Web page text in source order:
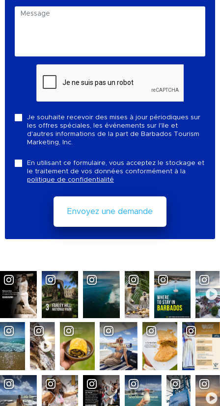
Je souhaite recevoir des mises à jour périodiques sur
les offres spéciales, les événements sur l'île et
d'autres informations de la part de Barbados Tourism
Marketing, Inc.
En utilisant ce formulaire, vous acceptez le stockage et
le traitement de vos données conformément à la
politique de confidentialité